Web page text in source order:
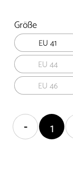
Größe
EU 41
EU 44
EU 46